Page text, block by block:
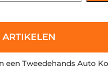
ARTIKELEN
een Tweedehands Auto